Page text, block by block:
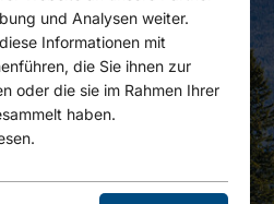
und Analysen weiter.
Informationen mit
die Sie ihnen zur
oder die sie im Rahmen Ihrer
haben.